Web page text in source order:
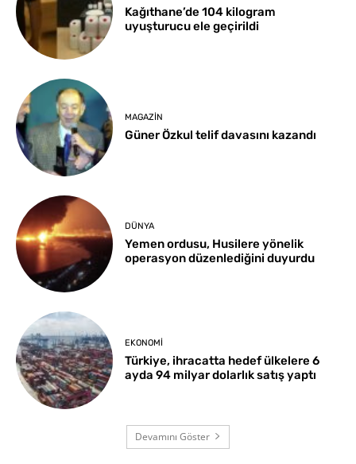
Kağıthane’de 104 kilogram
uyuşturucu ele geçirildi
MAGAZIN
Güner Özkul telif davasını kazandı
DÜNYA
Yemen ordusu, Husilere yönelik
operasyon düzenlediğini duyurdu
EKONOMI
Türkiye, ihracatta hedef ülkelere 6
ayda 94 milyar dolarlık satış yaptı
Devamını Göster